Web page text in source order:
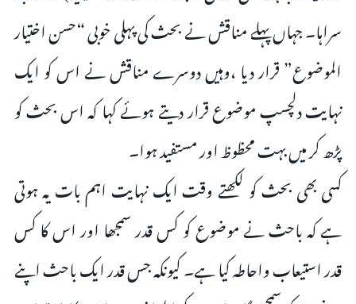
سراہا۔ جہاں پہلے مناقش نے بحث کی پہلی خوبی “حسن اختیار
الموضوع” قرار دیا ،وہیں دوسرے مناقش نے اس کو ایک
نہایت دلچسپ موضوع قرار دیتے ہوئے کہا کہ اس بحث کو
پڑھ کر میں بہت محظوظ اور مستفید ہوا۔
کسی بھی بحث کو لکھتے وقت ایک نہایت اہم بات یہ ہوتی
ہے کہ باحث نے موضوع کو کس قدر سمجھا اور اس کا کس
قدر استیعاب واحاطہ کیا ہے۔ کیونکہ جس قدر ایک باحث اپنے